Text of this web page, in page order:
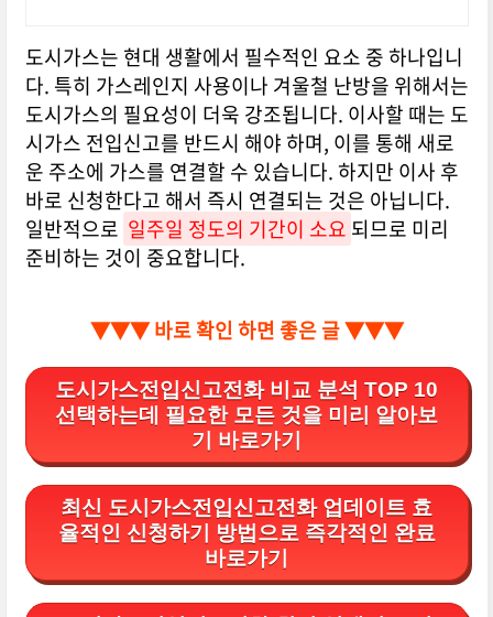
도시가스는 현대 생활에서 필수적인 요소 중 하나입니
다. 특히 가스레인지 사용이나 겨울철 난방을 위해서는
도시가스의 필요성이 더욱 강조됩니다. 이사할 때는 도
시가스 전입신고를 반드시 해야 하며, 이를 통해 새로
운 주소에 가스를 연결할 수 있습니다. 하지만 이사 후
바로 신청한다고 해서 즉시 연결되는 것은 아닙니다.
일반적으로 일주일 정도의 기간이 소요 되므로 미리
준비하는 것이 중요합니다.
▼▼▼ 바로 확인 하면 좋은 글 ▼▼▼
도시가스전입신고전화 비교 분석 TOP 10
선택하는데 필요한 모든 것을 미리 알아보
기 바로가기
최신 도시가스전입신고전화 업데이트 효
율적인 신청하기 방법으로 즉각적인 완료
바로가기